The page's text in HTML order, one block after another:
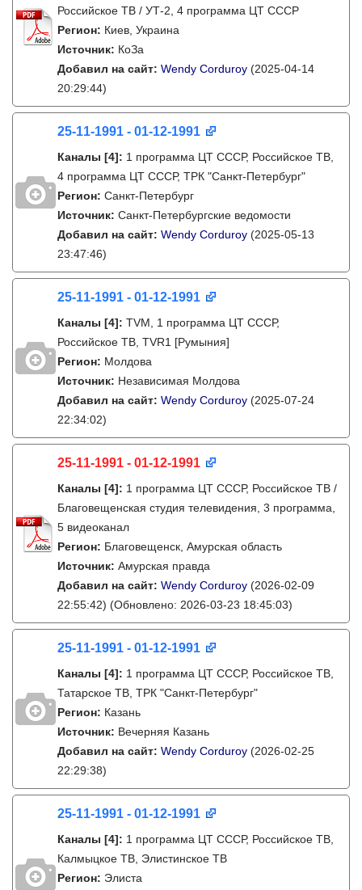
Российское ТВ / УТ-2, 4 программа ЦТ СССР
Регион: Киев, Украина
Источник: КоЗа
Добавил на сайт: Wendy Corduroy (2025-04-14
20:29:44)
25-11-1991 - 01-12-1991
Каналы [4]: 1 программа ЦТ СССР, Российское ТВ,
4 программа ЦТ СССР, ТРК "Санкт-Петербург"
Регион: Санкт-Петербург
Источник: Санкт-Петербургские ведомости
Добавил на сайт: Wendy Corduroy (2025-05-13
23:47:46)
25-11-1991 - 01-12-1991
Каналы [4]: TVM, 1 программа ЦТ СССР,
Российское ТВ, TVR1 [Румыния]
Регион: Молдова
Источник: Независимая Молдова
Добавил на сайт: Wendy Corduroy (2025-07-24
22:34:02)
25-11-1991 - 01-12-1991
Каналы [4]: 1 программа ЦТ СССР, Российское ТВ /
Благовещенская студия телевидения, 3 программа,
5 видеоканал
Регион: Благовещенск, Амурская область
Источник: Амурская правда
Добавил на сайт: Wendy Corduroy (2026-02-09
22:55:42) (Обновлено: 2026-03-23 18:45:03)
25-11-1991 - 01-12-1991
Каналы [4]: 1 программа ЦТ СССР, Российское ТВ,
Татарское ТВ, ТРК "Санкт-Петербург"
Регион: Казань
Источник: Вечерняя Казань
Добавил на сайт: Wendy Corduroy (2026-02-25
22:29:38)
25-11-1991 - 01-12-1991
Каналы [4]: 1 программа ЦТ СССР, Российское ТВ,
Калмыцкое ТВ, Элистинское ТВ
Регион: Элиста